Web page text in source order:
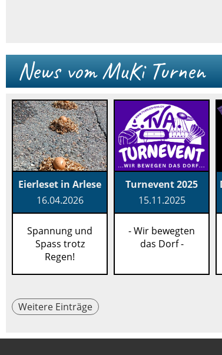
News vom MuKi Turnen
Eierleset in Arlese
16.04.2026
Spannung und
Spass trotz
Regen!
Turnevent 2025
15.11.2025
- Wir bewegten
das Dorf -
Weitere Einträge